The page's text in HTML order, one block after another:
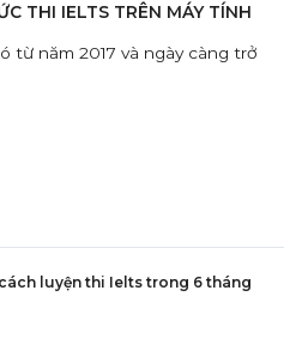
THI IELTS TRÊN MÁY TÍNH
từ năm 2017 và ngày càng trở
luyện thi Ielts trong 6 tháng